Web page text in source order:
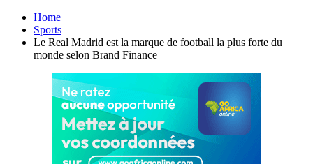
Home
Sports
Le Real Madrid est la marque de football la plus forte du
monde selon Brand Finance